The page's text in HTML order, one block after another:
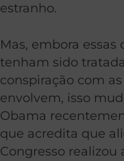
estranho.
Mas, embora
tenham sido
conspiração com
envolvem, isso
Obama
que acredita que
Congresso realizou